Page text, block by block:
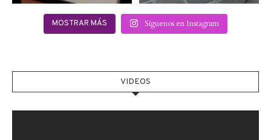
MOSTRAR MÁS Síguenos en Instagram
VIDEOS